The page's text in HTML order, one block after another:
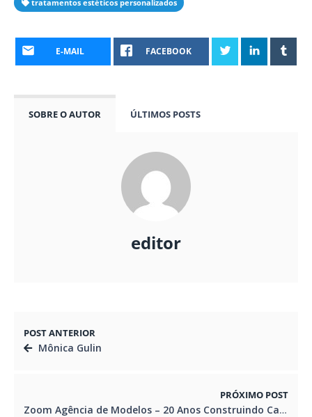
tratamentos estéticos personalizados
E-MAIL FACEBOOK
SOBRE O AUTOR ÚLTIMOS POSTS
editor
POST ANTERIOR
Mônica Gulin
PRÓXIMO POST
Zoom Agência de Modelos – 20 Anos Construindo Carreiras Reais